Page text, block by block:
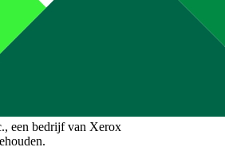
een bedrijf van Xerox